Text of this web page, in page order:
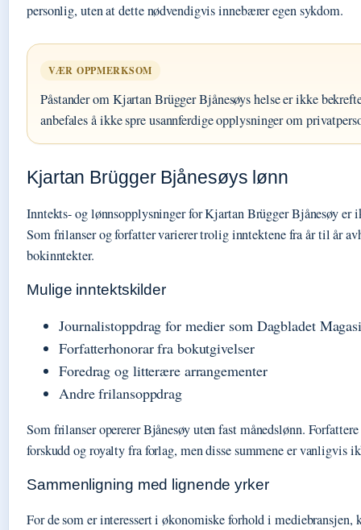
personlig, uten at dette nødvendigvis innebærer egen sykdom.
VÆR OPPMERKSOM
Påstander om Kjartan Brügger Bjånesøys helse er ikke
anbefales å ikke spre usannferdige opplysninger om
Kjartan Brügger Bjånesøys lønn
Inntekts- og lønnsopplysninger for Kjartan Brügger Bjånesøy
Som frilanser og forfatter varierer trolig inntektene fra år til år
bokinntekter.
Mulige inntektskilder
Journalistoppdrag for medier som Dagbladet
Forfatterhonorar fra bokutgivelser
Foredrag og litterære arrangementer
Andre frilansoppdrag
Som frilanser opererer Bjånesøy uten fast månedslønn.
forskudd og royalty fra forlag, men disse summene er vanligvis
Sammenligning med lignende yrker
For de som er interessert i økonomiske forhold i